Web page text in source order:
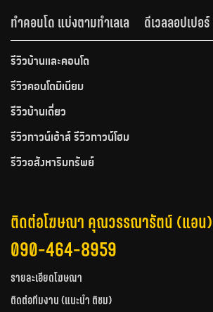
ทำคอนโด แบ่งตามทำเลเล
ดีเวลลอปเปอร์
รีวิวบ้านและคอนโด
รีวิวคอนโดมิเนียม
รีวิวบ้านเดี่ยว
รีวิวทาวน์เฮ้าส์ รีวิวทาวน์โฮม
รีวิวอสังหาริมทรัพย์
ติดต่อโฆษณา คุณวรรณารัตน์ (แอน)
090-464-8959
รายละเอียดโฆษณา
ติดต่อทีมงาน (แนะนำ ติชม)